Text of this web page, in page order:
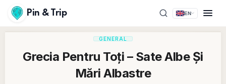
Pin & Trip EN
GENERAL
Grecia Pentru Toți – Sate Albe Și
Mări Albastre